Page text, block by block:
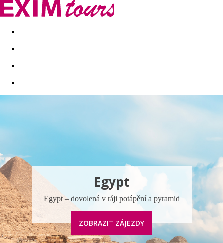
Akční nabídky Last minute
Egypt
Egypt – dovolená v ráji potápění a pyramid
ZOBRAZIT ZÁJEZDY